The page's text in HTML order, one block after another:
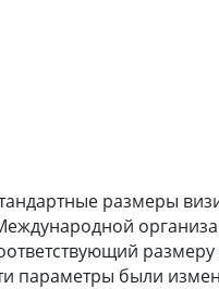
размеры
параметры были